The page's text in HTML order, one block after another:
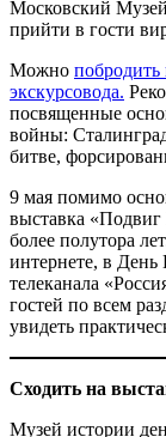
Московский
прийти в гости
Можно побродить
экскурсовода.
посвященные
войны:
битве,
9 мая помимо
выставка
более полутора
интернете, в
телеканала
гостей по всем
увидеть
Сходить на
Музей истории